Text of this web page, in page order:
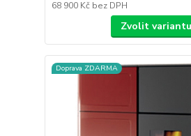
68 900 Kč bez DPH
Zvolit variantu
Doprava ZDARMA